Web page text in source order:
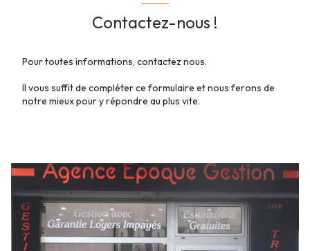
Contactez-nous !
Pour toutes informations, contactez nous.
Il vous suffit de compléter ce formulaire et nous ferons de
notre mieux pour y répondre au plus vite.